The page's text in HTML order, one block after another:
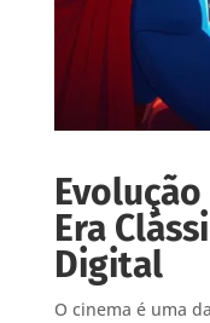
Era
Digital
O cinema é uma